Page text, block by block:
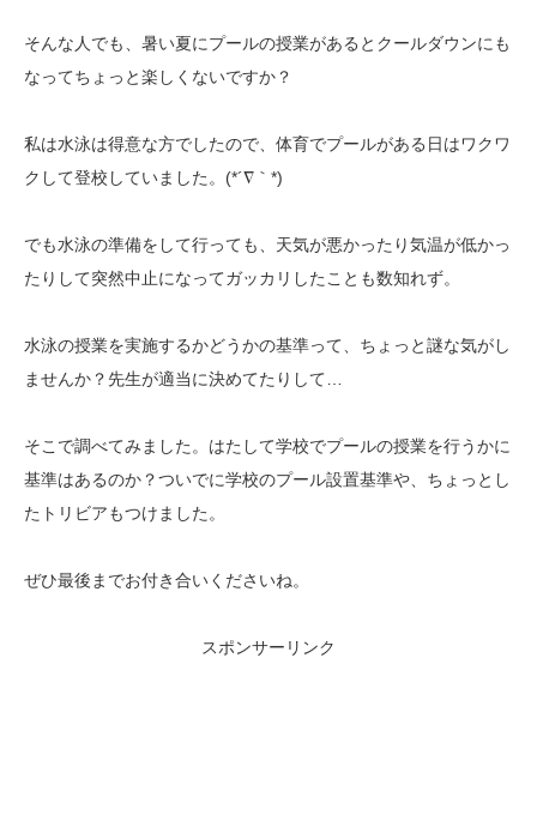
そんな人でも、暑い夏にプールの授業があるとクールダウンにも
なってちょっと楽しくないですか？
私は水泳は得意な方でしたので、体育でプールがある日はワクワ
クして登校していました。(*´∇｀*)
でも水泳の準備をして行っても、天気が悪かったり気温が低かっ
たりして突然中止になってガッカリしたことも数知れず。
水泳の授業を実施するかどうかの基準って、ちょっと謎な気がし
ませんか？先生が適当に決めてたりして…
そこで調べてみました。はたして学校でプールの授業を行うかに
基準はあるのか？ついでに学校のプール設置基準や、ちょっとし
たトリビアもつけました。
ぜひ最後までお付き合いくださいね。
スポンサーリンク